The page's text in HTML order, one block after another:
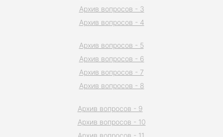
Архив вопросов - 3
Архив вопросов - 4
Архив вопросов - 5
Архив вопросов - 6
Архив вопросов - 7
Архив вопросов - 8
Архив вопросов - 9
Архив вопросов - 10
Архив вопросов - 11